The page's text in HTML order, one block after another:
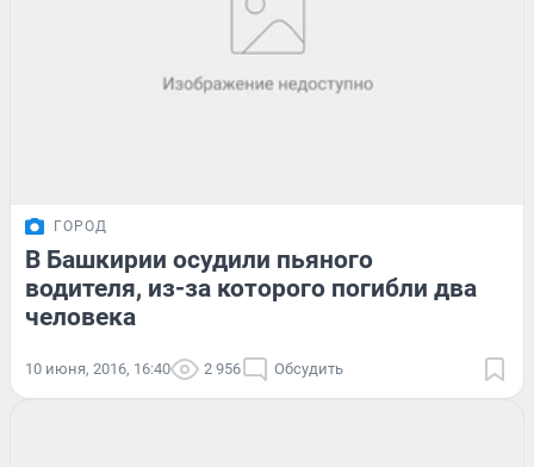
ГОРОД
В Башкирии осудили пьяного
водителя, из-за которого погибли два
человека
10 июня, 2016, 16:40 2 956 Обсудить